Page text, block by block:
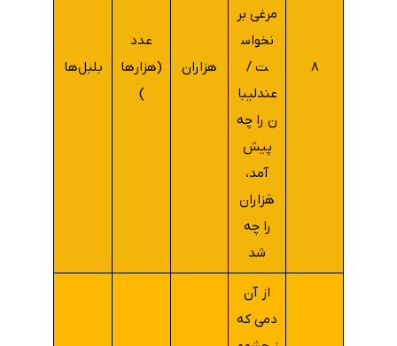
۸
مرغی بر
نخواس
ت /
عندلیبا
ن را چه
پیش
آمد،
هَزاران
را چه
شد
هزاران
عدد
(هزارها
)
بلبل‌ها
از آن
دمی که